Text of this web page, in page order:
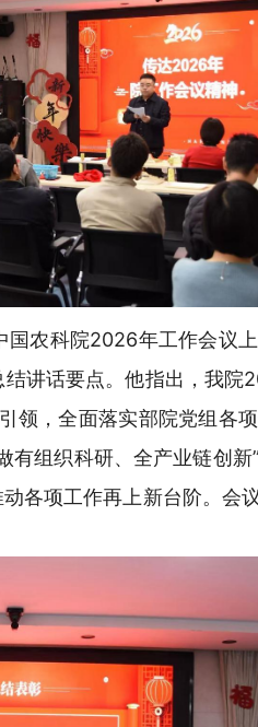
农科院2026年工作会议
讲话要点。他指出，我院
，全面落实部院党组各
组织科研、全产业链创
各项工作再上新台阶。会